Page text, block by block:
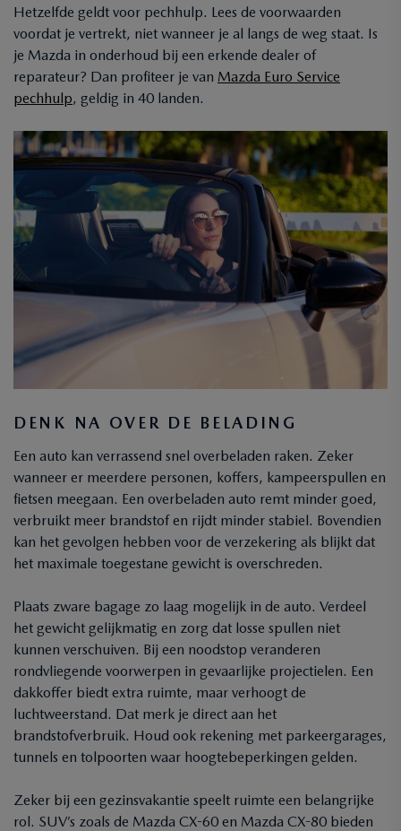
Hetzelfde geldt voor pechhulp. Lees de voorwaarden
voordat je vertrekt, niet wanneer je al langs de weg staat. Is
je Mazda in onderhoud bij een erkende dealer of
reparateur? Dan profiteer je van Mazda Euro Service
pechhulp, geldig in 40 landen.
DENK NA OVER DE BELADING
Een auto kan verrassend snel overbeladen raken. Zeker
wanneer er meerdere personen, koffers, kampeerspullen en
fietsen meegaan. Een overbeladen auto remt minder goed,
verbruikt meer brandstof en rijdt minder stabiel. Bovendien
kan het gevolgen hebben voor de verzekering als blijkt dat
het maximale toegestane gewicht is overschreden.
Plaats zware bagage zo laag mogelijk in de auto. Verdeel
het gewicht gelijkmatig en zorg dat losse spullen niet
kunnen verschuiven. Bij een noodstop veranderen
rondvliegende voorwerpen in gevaarlijke projectielen. Een
dakkoffer biedt extra ruimte, maar verhoogt de
luchtweerstand. Dat merk je direct aan het
brandstofverbruik. Houd ook rekening met parkeergarages,
tunnels en tolpoorten waar hoogtebeperkingen gelden.
Zeker bij een gezinsvakantie speelt ruimte een belangrijke
rol. SUV’s zoals de Mazda CX-60 en Mazda CX-80 bieden